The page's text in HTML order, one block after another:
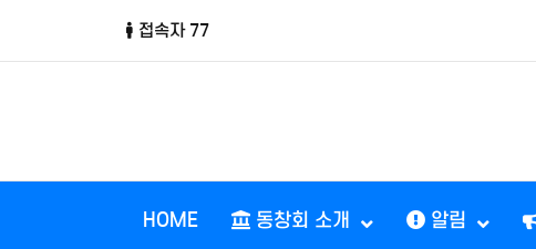
접속자 77
HOME 동창회 소개 알림